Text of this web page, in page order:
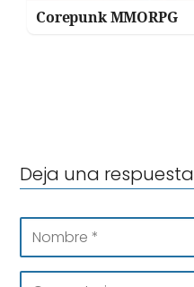
Corepunk MMORPG
Deja una respuesta